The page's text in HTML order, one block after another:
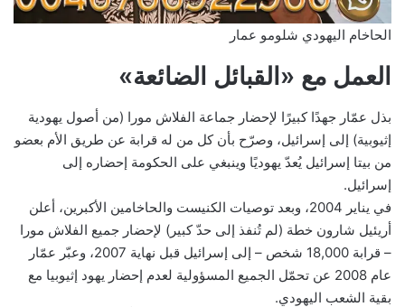
الحاخام اليهودي شلومو عمار
العمل مع «القبائل الضائعة»
بذل عمّار جهدًا كبيرًا لإحضار جماعة الفلاش مورا (من أصول يهودية
إثيوبية) إلى إسرائيل، وصرّح بأن كل من له قرابة عن طريق الأم بعضو
من بيتا إسرائيل يُعدّ يهوديًا وينبغي على الحكومة إحضاره إلى
إسرائيل.
في يناير 2004، وبعد توصيات الكنيست والحاخامين الأكبرين، أعلن
أريئيل شارون خطة (لم تُنفذ إلى حدّ كبير) لإحضار جميع الفلاش مورا
– قرابة 18,000 شخص – إلى إسرائيل قبل نهاية 2007، وعبّر عمّار
عام 2008 عن تحمّل الجميع المسؤولية لعدم إحضار يهود إثيوبيا مع
بقية الشعب اليهودي.